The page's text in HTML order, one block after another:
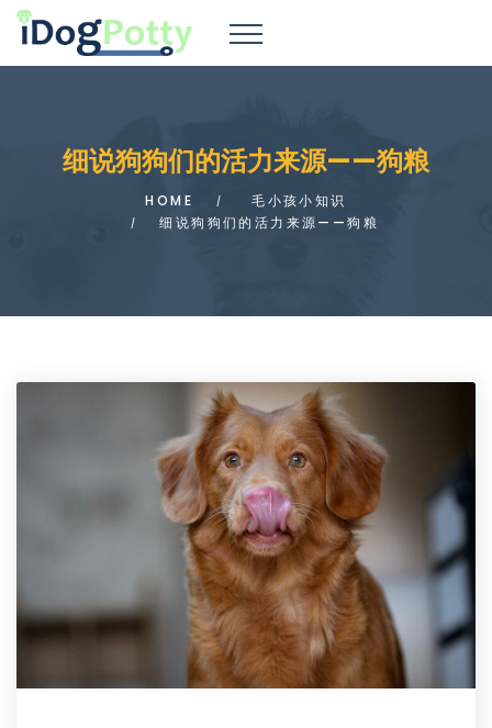
细说狗狗们的活力来源——狗粮
HOME
毛小孩小知识
细说狗狗们的活力来源——狗粮